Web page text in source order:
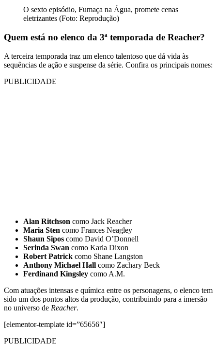
O sexto episódio, Fumaça na Água, promete cenas
eletrizantes (Foto: Reprodução)
Quem está no elenco da 3ª temporada de Reacher?
A terceira temporada traz um elenco talentoso que dá vida às
sequências de ação e suspense da série. Confira os principais nomes:
PUBLICIDADE
Alan Ritchson como Jack Reacher
Maria Sten como Frances Neagley
Shaun Sipos como David O’Donnell
Serinda Swan como Karla Dixon
Robert Patrick como Shane Langston
Anthony Michael Hall como Zachary Beck
Ferdinand Kingsley como A.M.
Com atuações intensas e química entre os personagens, o elenco tem
sido um dos pontos altos da produção, contribuindo para a imersão
no universo de Reacher.
[elementor-template id=”65656″]
PUBLICIDADE